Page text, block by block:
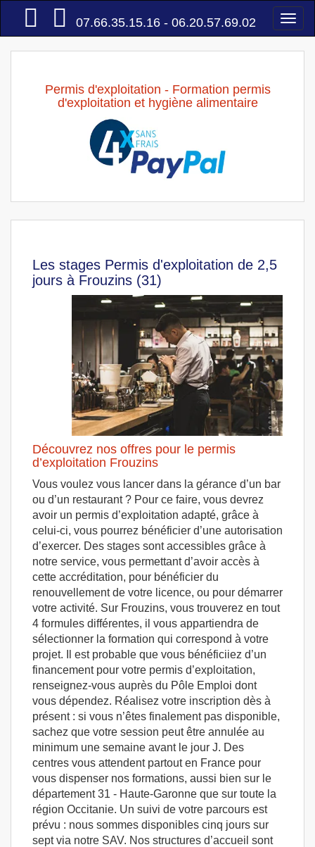
Accueil
07.66.35.15.16 - 06.20.57.69.02
Permis d'exploitation - Formation permis
d'exploitation et hygiène alimentaire
Les stages Permis d'exploitation de 2,5
jours à Frouzins (31)
Découvrez nos offres pour le permis
d’exploitation Frouzins
Vous voulez vous lancer dans la gérance d’un bar
ou d’un restaurant ? Pour ce faire, vous devrez
avoir un permis d’exploitation adapté, grâce à
celui-ci, vous pourrez bénéficier d’une autorisation
d’exercer. Des stages sont accessibles grâce à
notre service, vous permettant d’avoir accès à
cette accréditation, pour bénéficier du
renouvellement de votre licence, ou pour démarrer
votre activité. Sur Frouzins, vous trouverez en tout
4 formules différentes, il vous appartiendra de
sélectionner la formation qui correspond à votre
projet. Il est probable que vous bénéficiiez d’un
financement pour votre permis d’exploitation,
renseignez-vous auprès du Pôle Emploi dont
vous dépendez. Réalisez votre inscription dès à
présent : si vous n’êtes finalement pas disponible,
sachez que votre session peut être annulée au
minimum une semaine avant le jour J. Des
centres vous attendent partout en France pour
vous dispenser nos formations, aussi bien sur le
département 31 - Haute-Garonne que sur toute la
région Occitanie. Un suivi de votre parcours est
prévu : nous sommes disponibles cinq jours sur
sept via notre SAV. Nos structures d’accueil sont